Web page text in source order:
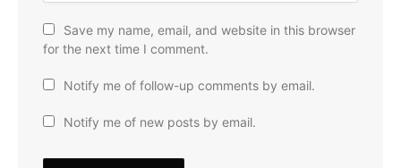
Save my name, email, and website in this browser
for the next time I comment.
Notify me of follow-up comments by email.
Notify me of new posts by email.